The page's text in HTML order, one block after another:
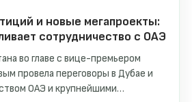
и новые мегапроекты:
сотрудничество с ОАЭ
во главе с вице-премьером
провела переговоры в Дубае и
ОАЭ и крупнейшими